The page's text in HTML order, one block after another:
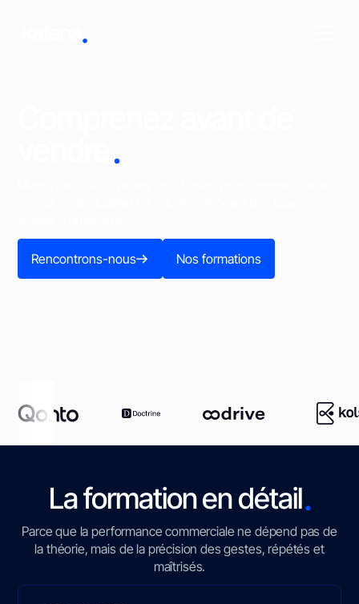
.
Rencontrons-nous Nos formations
La formation en détail.
Parce que la performance commerciale ne dépend pas de
la théorie, mais de la précision des gestes, répétés et
maîtrisés.